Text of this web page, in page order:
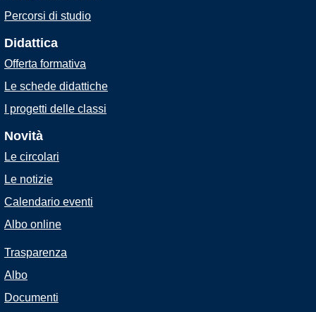
Percorsi di studio
Didattica
Offerta formativa
Le schede didattiche
I progetti delle classi
Novità
Le circolari
Le notizie
Calendario eventi
Albo online
Trasparenza
Albo
Documenti